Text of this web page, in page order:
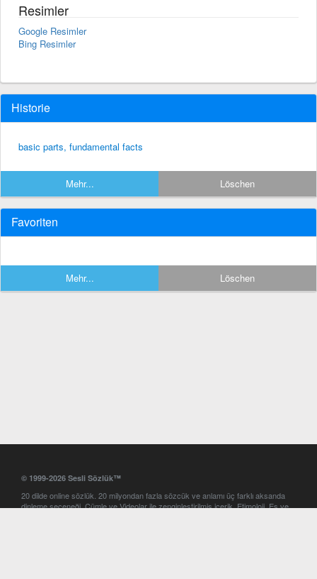
Resimler
Google Resimler
Bing Resimler
Historie
basic parts, fundamental facts
Mehr... Löschen
Favoriten
Mehr... Löschen
© 1999-2026 Sesli Sözlük™
20 dilde online sözlük. 20 milyondan fazla sözcük ve anlamı üç farklı aksanda
dinleme seçeneği. Cümle ve Videolar ile zenginleştirilmiş içerik. Etimoloji, Eş ve